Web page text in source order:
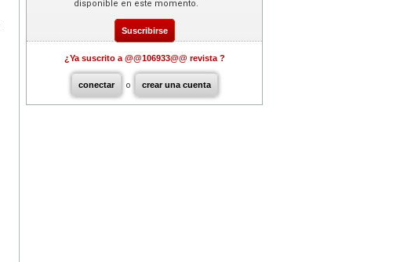
disponible en este momento.
Suscribirse
¿Ya suscrito a @@106933@@ revista ?
conectar o crear una cuenta